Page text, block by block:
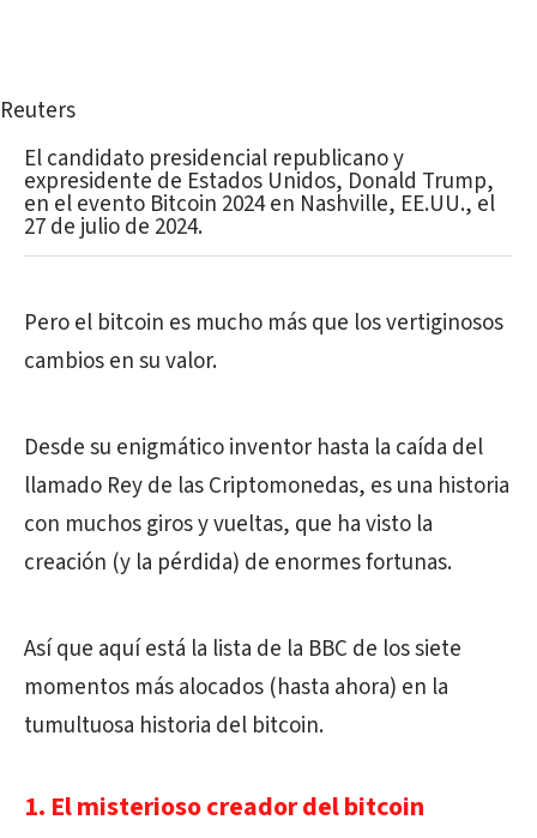
Reuters
El candidato presidencial republicano y
expresidente de Estados Unidos, Donald Trump,
en el evento Bitcoin 2024 en Nashville, EE.UU., el
27 de julio de 2024.
Pero el bitcoin es mucho más que los vertiginosos
cambios en su valor.
Desde su enigmático inventor hasta la caída del
llamado Rey de las Criptomonedas, es una historia
con muchos giros y vueltas, que ha visto la
creación (y la pérdida) de enormes fortunas.
Así que aquí está la lista de la BBC de los siete
momentos más alocados (hasta ahora) en la
tumultuosa historia del bitcoin.
1. El misterioso creador del bitcoin